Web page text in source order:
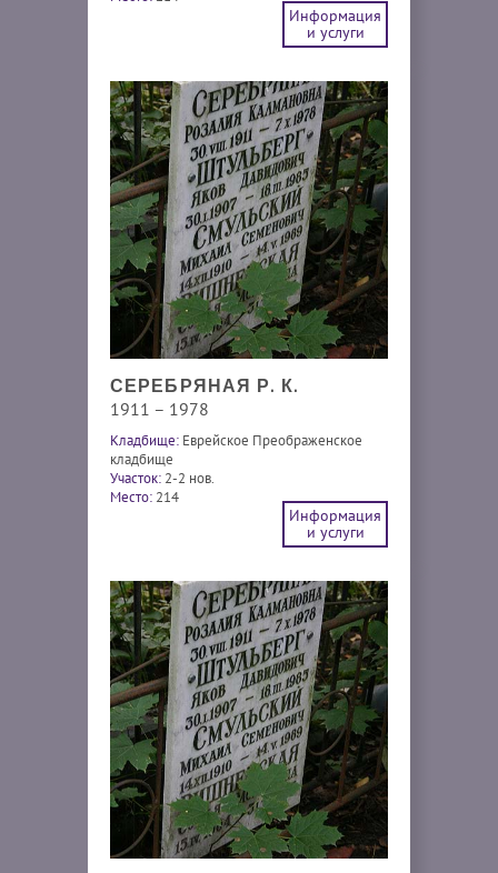
Информация
и услуги
СЕРЕБРЯНАЯ Р. К.
1911 – 1978
Кладбище: Еврейское Преображенское
кладбище
Участок: 2-2 нов.
Место: 214
Информация
и услуги